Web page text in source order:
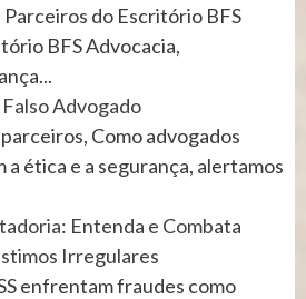
do Escritório BFS
BFS Advocacia,
Advogado
Como advogados
ética e a segurança, alertamos
Entenda e Combata
Irregulares
enfrentam fraudes como